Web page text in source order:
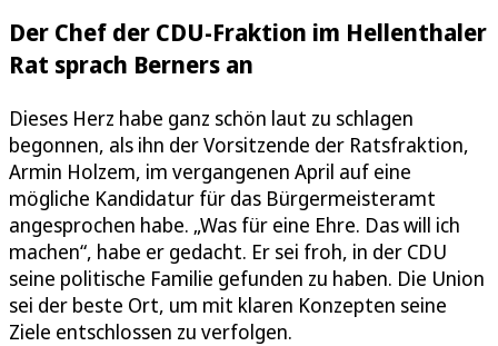
Der Chef der CDU-Fraktion im Hellenthaler
Rat sprach Berners an
Dieses Herz habe ganz schön laut zu schlagen
begonnen, als ihn der Vorsitzende der Ratsfraktion,
Armin Holzem, im vergangenen April auf eine
mögliche Kandidatur für das Bürgermeisteramt
angesprochen habe. „Was für eine Ehre. Das will ich
machen“, habe er gedacht. Er sei froh, in der CDU
seine politische Familie gefunden zu haben. Die Union
sei der beste Ort, um mit klaren Konzepten seine
Ziele entschlossen zu verfolgen.